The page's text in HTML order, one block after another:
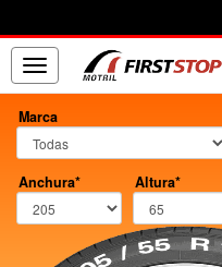
Toggle
navigation
Marca
Anchura* Altura*